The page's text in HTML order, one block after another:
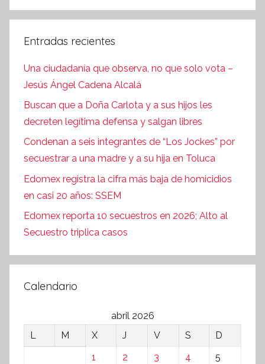
Entradas recientes
Una ciudadanía que observa, no que solo vota –
Jesús Ángel Cadena Alcalá
Buscan que a Doña Carlota y a sus hijos les
decreten legítima defensa y salgan libres
Condenan a seis integrantes de “Los Jockes” por
secuestrar a una madre y a su hija en Toluca
Edomex registra la cifra más baja de homicidios
en casi 20 años: SSEM
Edomex reporta 10 secuestros en 2026; Alto al
Secuestro triplica casos
Calendario
abril 2026
L
M X J V S
D
1
2 3 4
5